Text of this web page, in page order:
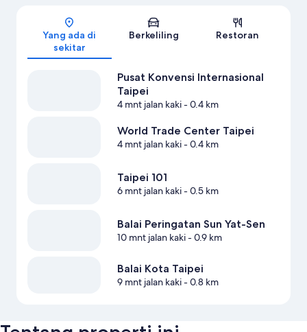
Peta
Yang ada di
sekitar
Berkeliling Restoran
Pusat Konvensi Internasional
Taipei
4 mnt jalan kaki- 0.4 km
World Trade Center Taipei
4 mnt jalan kaki- 0.4 km
Taipei 101
6 mnt jalan kaki- 0.5 km
Balai Peringatan Sun Yat-Sen
10 mnt jalan kaki- 0.9 km
Balai Kota Taipei
9 mnt jalan kaki- 0.8 km